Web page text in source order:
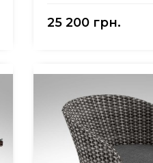
25 200 грн.